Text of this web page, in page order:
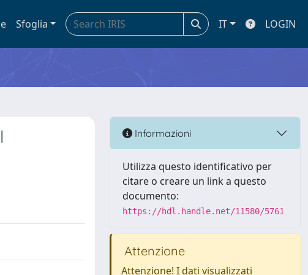
Sfoglia IT LOGIN
Informazioni
Utilizza questo identificativo per
citare o creare un link a questo
documento:
https://hdl.handle.net/11580/5761
Attenzione
Attenzione! I dati visualizzati